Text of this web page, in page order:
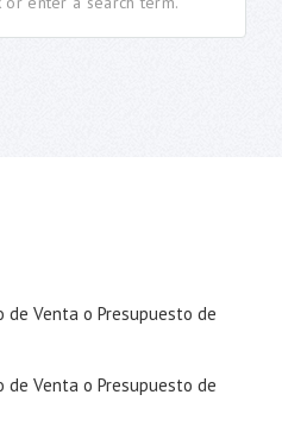
de Venta o Presupuesto de
de Venta o Presupuesto de